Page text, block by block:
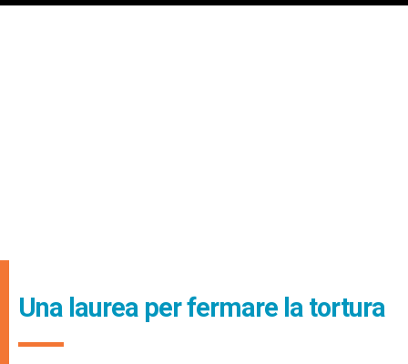
Una laurea per fermare la tortura